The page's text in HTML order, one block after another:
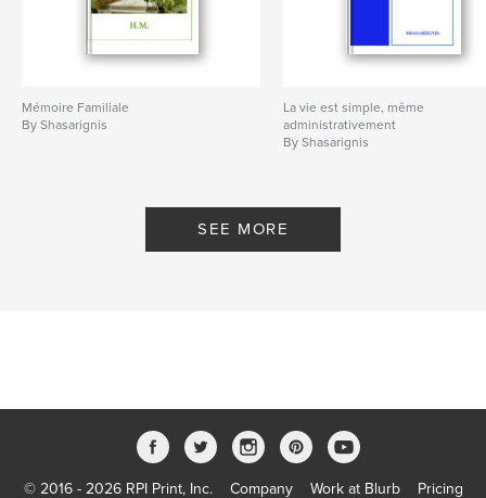
Mémoire Familiale
By Shasarignis
La vie est simple, même
administrativement
By Shasarignis
SEE MORE
© 2016 - 2026 RPI Print, Inc. Company Work at Blurb Pricing